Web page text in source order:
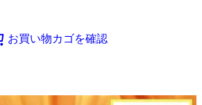
お買い物カゴを確認